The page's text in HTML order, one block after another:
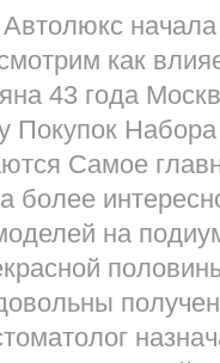
начала
как
43 года
Покупок
Самое
более
на